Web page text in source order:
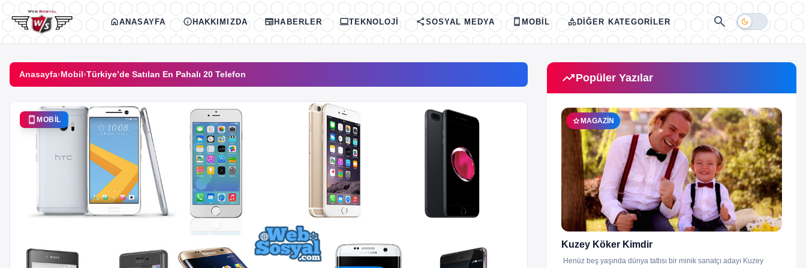
İçeriğe geç
homeANASAYFA infoHAKKIMIZDA newspaperHABERLER computerTEKNOLOJI shareSOSYAL MEDYA smartphoneMOBIL categoryDIĞER KATEGORILER search dark_mode
Anasayfa›Mobil›Türkiye’de Satılan En Pahalı 20 Telefon
smartphone MOBIL
trending_upPopüler Yazılar
star MAGAZIN
Kuzey Köker Kimdir
Henüz beş yaşında dünya tatlısı bir minik sanatçı adayı Kuzey